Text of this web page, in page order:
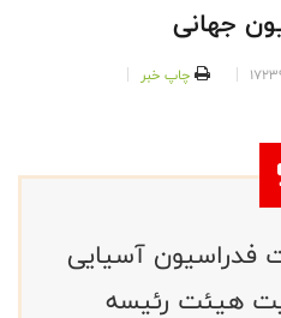
جهانى
چاپ خبر
فدراسیون آسیایی
هیئت رئیسه